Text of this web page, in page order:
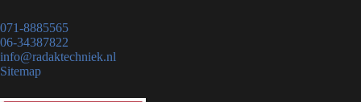
071-8885565
06-34387822
info@radaktechniek.nl
Sitemap